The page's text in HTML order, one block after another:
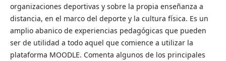
organizaciones deportivas y sobre la propia enseñanza a
distancia, en el marco del deporte y la cultura física. Es un
amplio abanico de experiencias pedagógicas que pueden
ser de utilidad a todo aquel que comience a utilizar la
plataforma MOODLE. Comenta algunos de los principales